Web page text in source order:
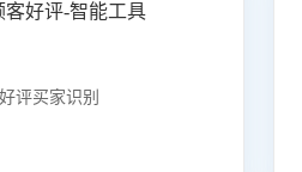
好评-智能工具
评买家识别